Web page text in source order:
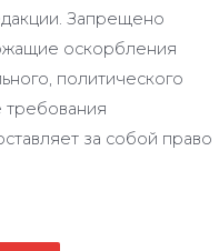
Запрещено
оскорбления
политического
за собой право